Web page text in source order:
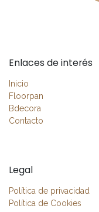
Enlaces de interés
Inicio
Floorpan
Bdecora
Contacto
Legal
Política de privacidad
Política de Cookies